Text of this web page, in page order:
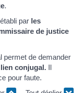
.
par les
de justice
permet de demander
conjugal. Il
pour faute.